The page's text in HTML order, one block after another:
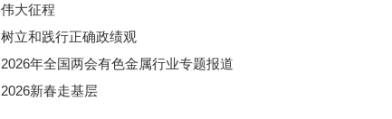
伟大征程
树立和践行正确政绩观
2026年全国两会有色金属行业专题报道
2026新春走基层